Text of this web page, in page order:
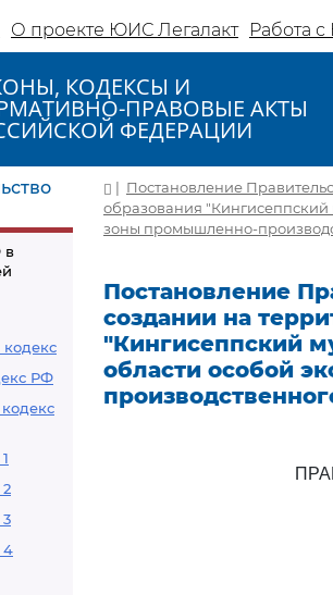
О проекте ЮИС Легалакт Работа
КОДЕКСЫ И
ПРАВОВЫЕ АКТЫ
ФЕДЕРАЦИИ
в
РФ
4
| Постановление
образования
зоны промышленно-
Постановление
создании на
"Кингисеппский
области особой